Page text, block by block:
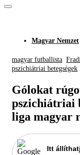
Magyar Nemzet
magyar futballista
pszichiátriai betegségek
Gólokat
pszichiátriai
liga magyar
Itt